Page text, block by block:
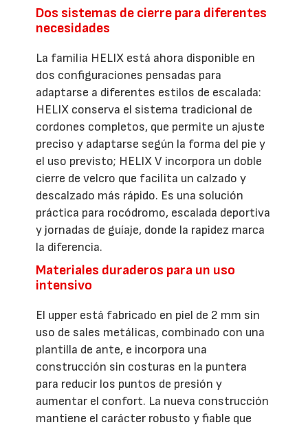
Dos sistemas de cierre para diferentes
necesidades
La familia HELIX está ahora disponible en
dos configuraciones pensadas para
adaptarse a diferentes estilos de escalada:
HELIX conserva el sistema tradicional de
cordones completos, que permite un ajuste
preciso y adaptarse según la forma del pie y
el uso previsto; HELIX V incorpora un doble
cierre de velcro que facilita un calzado y
descalzado más rápido. Es una solución
práctica para rocódromo, escalada deportiva
y jornadas de guíaje, donde la rapidez marca
la diferencia.
Materiales duraderos para un uso
intensivo
El upper está fabricado en piel de 2 mm sin
uso de sales metálicas, combinado con una
plantilla de ante, e incorpora una
construcción sin costuras en la puntera
para reducir los puntos de presión y
aumentar el confort. La nueva construcción
mantiene el carácter robusto y fiable que